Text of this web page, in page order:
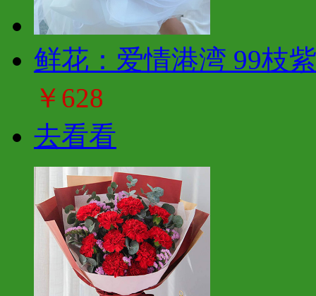
鲜花：爱情港湾 99枝
￥628
去看看